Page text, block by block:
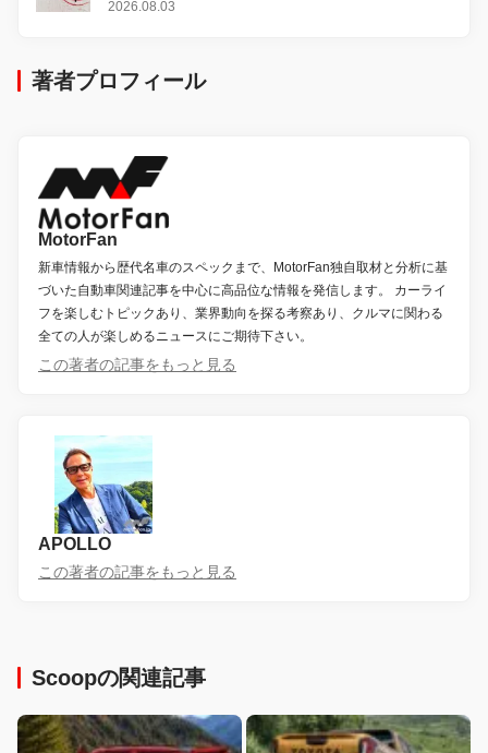
2026.08.03
著者プロフィール
MotorFan
新車情報から歴代名車のスペックまで、MotorFan独自取材と分析に基
づいた自動車関連記事を中心に高品位な情報を発信します。 カーライ
フを楽しむトピックあり、業界動向を探る考察あり、クルマに関わる
全ての人が楽しめるニュースにご期待下さい。
この著者の記事をもっと見る
APOLLO
この著者の記事をもっと見る
Scoopの関連記事